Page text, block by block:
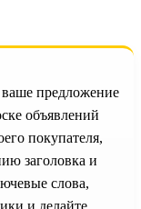
предложение
объявлений
покупателя,
заголовка и
слова,
и делайте